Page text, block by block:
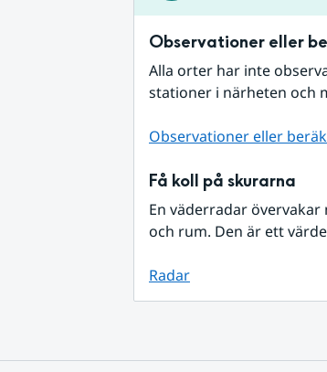
Observationer eller
Alla orter har inte
stationer i närheten och
Observationer eller
Få koll på skurarna
En väderradar
och rum. Den är ett
Radar